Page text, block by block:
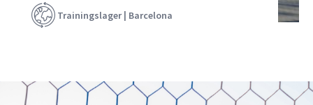
Trainingslager | Barcelona